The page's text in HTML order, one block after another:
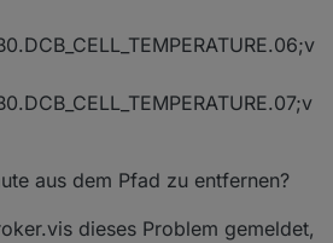
aus dem Pfad zu entfernen?
dieses Problem gemeldet,